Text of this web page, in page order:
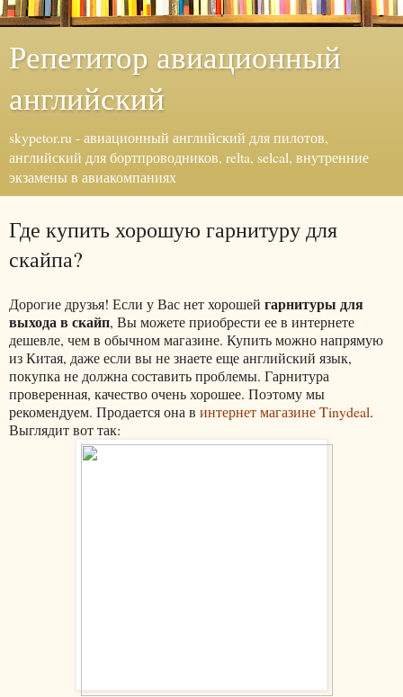
Репетитор авиационный
английский
skypetor.ru - авиационный английский для пилотов,
английский для бортпроводников, relta, selcal, внутренние
экзамены в авиакомпаниях
Где купить хорошую гарнитуру для
скайпа?
Дорогие друзья! Если у Вас нет хорошей гарнитуры для
выхода в скайп, Вы можете приобрести ее в интернете
дешевле, чем в обычном магазине. Купить можно напрямую
из Китая, даже если вы не знаете еще английский язык,
покупка не должна составить проблемы. Гарнитура
проверенная, качество очень хорошее. Поэтому мы
рекомендуем. Продается она в интернет магазине Tinydeal.
Выглядит вот так: